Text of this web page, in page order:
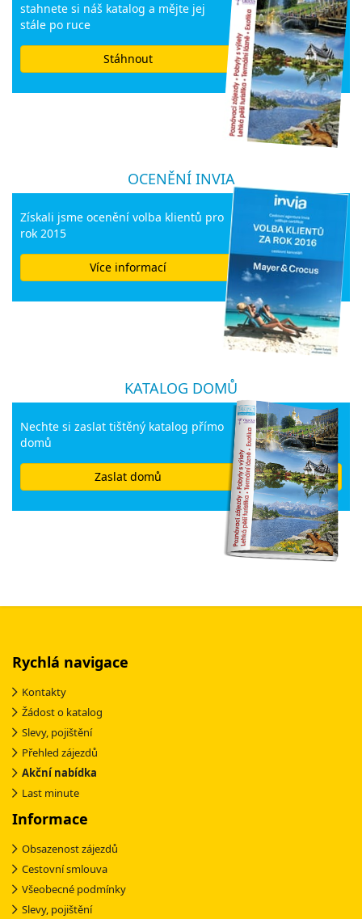
stahnete si náš katalog a mějte jej
stále po ruce
Stáhnout
OCENĚNÍ INVIA
Získali jsme ocenění volba klientů pro
rok 2015
Více informací
KATALOG DOMŮ
Nechte si zaslat tištěný katalog přímo
domů
Zaslat domů
Rychlá navigace
Kontakty
Žádost o katalog
Slevy, pojištění
Přehled zájezdů
Akční nabídka
Last minute
Informace
Obsazenost zájezdů
Cestovní smlouva
Všeobecné podmínky
Slevy, pojištění